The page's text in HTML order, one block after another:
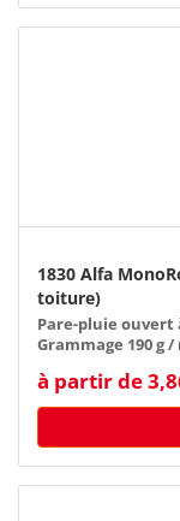
1830 Alfa
toiture)
Pare-pluie ouvert
Grammage 190 g /
à partir de